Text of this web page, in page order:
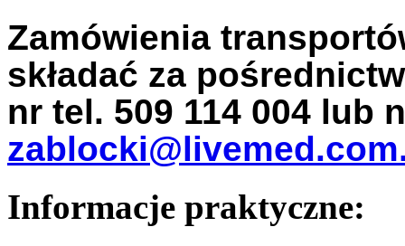
Zamówienia
składać za
nr tel. 509 114 004 lub
Informacje praktyczne: